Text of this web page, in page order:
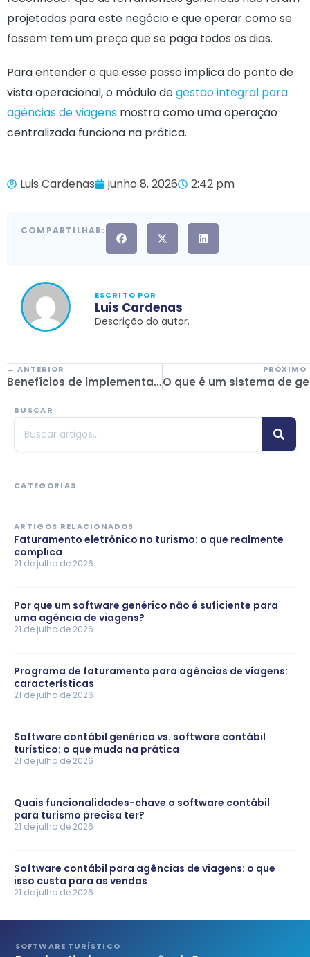
projetadas para este negócio e que operar como se
fossem tem um preço que se paga todos os dias.
Para entender o que esse passo implica do ponto de
vista operacional, o módulo degestão integral para
agências de viagens mostra como uma operação
centralizada funciona na prática.
Luis Cardenas junho 8, 2026 2:42 pm
COMPARTILHAR:
ESCRITO POR
Luis Cardenas
Descrição do autor.
← ANTERIOR
Benefícios de implementar um sistema para operadores turísticos
BUSCAR
CATEGORIAS
ARTIGOS RELACIONADOS
Faturamento eletrônico no turismo: o que realmente
complica
21 de julho de 2026
Por que um software genérico não é suficiente para
uma agência de viagens?
21 de julho de 2026
Programa de faturamento para agências de viagens:
características
21 de julho de 2026
Software contábil genérico vs. software contábil
turístico: o que muda na prática
21 de julho de 2026
Quais funcionalidades-chave o software contábil
para turismo precisa ter?
21 de julho de 2026
Software contábil para agências de viagens: o que
isso custa para as vendas
21 de julho de 2026
SOFTWARE TURÍSTICO